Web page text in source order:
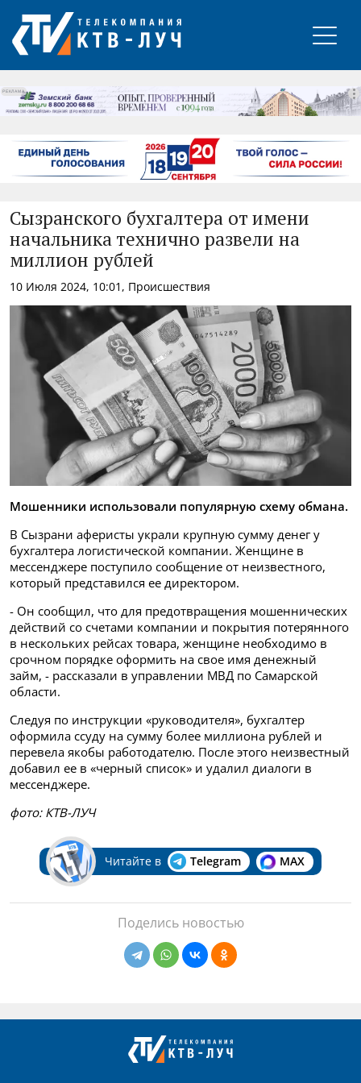
РЕКЛАМА
Сызранского бухгалтера от имени
начальника технично развели на
миллион рублей
10 Июля 2024, 10:01, Происшествия
Мошенники использовали популярную схему обмана.
В Сызрани аферисты украли крупную сумму денег у
бухгалтера логистической компании. Женщине в
мессенджере поступило сообщение от неизвестного,
который представился ее директором.
- Он сообщил, что для предотвращения мошеннических
действий со счетами компании и покрытия потерянного
в нескольких рейсах товара, женщине необходимо в
срочном порядке оформить на свое имя денежный
займ, - рассказали в управлении МВД по Самарской
области.
Следуя по инструкции «руководителя», бухгалтер
оформила ссуду на сумму более миллиона рублей и
перевела якобы работодателю. После этого неизвестный
добавил ее в «черный список» и удалил диалоги в
мессенджере.
фото: КТВ-ЛУЧ
Читайте в Telegram MAX
Поделись новостью